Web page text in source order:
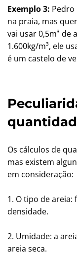
Exemplo 3:
na praia, mas
vai usar 0,5m³ de
1.600kg/m³, ele
é um castelo de
Os cálculos de
mas existem
em consideração:
1. O tipo de areia:
densidade.
2. Umidade: a
areia seca.